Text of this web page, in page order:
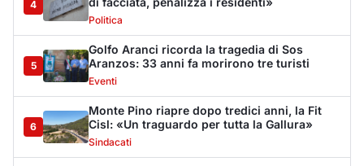
8
interventi tra annunci, ditte fallite e i tanti
stop
Cronaca
9
Monte Pino riapre, ma non è una festa: «Qui
sono morte tre persone»
Eventi
10
Sabbia e oltre un chilo di caviale in valigia:
sequestri all’aeroporto di Olbia
Cronaca